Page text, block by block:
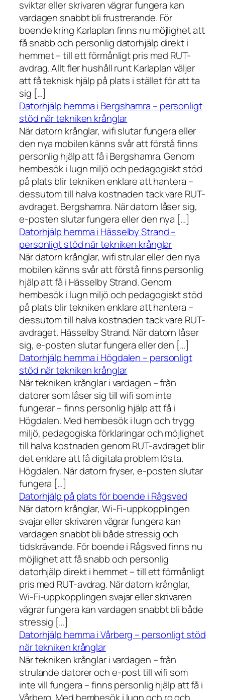
sviktar eller skrivaren vägrar fungera kan
vardagen snabbt bli frustrerande. För
boende kring Karlaplan finns nu möjlighet att
få snabb och personlig datorhjälp direkt i
hemmet – till ett förmånligt pris med RUT-
avdrag. Allt fler hushåll runt Karlaplan väljer
att få teknisk hjälp på plats i stället för att ta
sig […]
Datorhjälp hemma i Bergshamra – personligt
stöd när tekniken krånglar
När datorn krånglar, wifi slutar fungera eller
den nya mobilen känns svår att förstå finns
personlig hjälp att få i Bergshamra. Genom
hembesök i lugn miljö och pedagogiskt stöd
på plats blir tekniken enklare att hantera –
dessutom till halva kostnaden tack vare RUT-
avdraget. Bergshamra. När datorn låser sig,
e-posten slutar fungera eller den nya […]
Datorhjälp hemma i Hässelby Strand –
personligt stöd när tekniken krånglar
När datorn krånglar, wifi strular eller den nya
mobilen känns svår att förstå finns personlig
hjälp att få i Hässelby Strand. Genom
hembesök i lugn miljö och pedagogiskt stöd
på plats blir tekniken enklare att hantera –
dessutom till halva kostnaden tack vare RUT-
avdraget. Hässelby Strand. När datorn låser
sig, e-posten slutar fungera eller den […]
Datorhjälp hemma i Högdalen – personligt
stöd när tekniken krånglar
När tekniken krånglar i vardagen – från
datorer som låser sig till wifi som inte
fungerar – finns personlig hjälp att få i
Högdalen. Med hembesök i lugn och trygg
miljö, pedagogiska förklaringar och möjlighet
till halva kostnaden genom RUT-avdraget blir
det enklare att få digitala problem lösta.
Högdalen. När datorn fryser, e-posten slutar
fungera […]
Datorhjälp på plats för boende i Rågsved
När datorn krånglar, Wi-Fi-uppkopplingen
svajar eller skrivaren vägrar fungera kan
vardagen snabbt bli både stressig och
tidskrävande. För boende i Rågsved finns nu
möjlighet att få snabb och personlig
datorhjälp direkt i hemmet – till ett förmånligt
pris med RUT-avdrag. När datorn krånglar,
Wi-Fi-uppkopplingen svajar eller skrivaren
vägrar fungera kan vardagen snabbt bli både
stressig […]
Datorhjälp hemma i Vårberg – personligt stöd
när tekniken krånglar
När tekniken krånglar i vardagen – från
strulande datorer och e-post till wifi som
inte vill fungera – finns personlig hjälp att få i